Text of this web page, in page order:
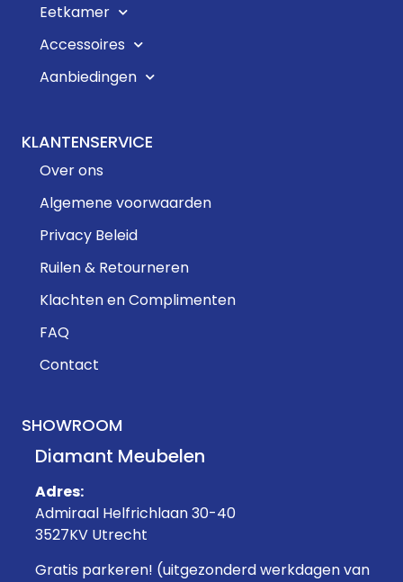
Eetkamer
Accessoires
Aanbiedingen
KLANTENSERVICE
Over ons
Algemene voorwaarden
Privacy Beleid
Ruilen & Retourneren
Klachten en Complimenten
FAQ
Contact
SHOWROOM
Diamant Meubelen
Adres:
Admiraal Helfrichlaan 30-40
3527KV Utrecht
Gratis parkeren! (uitgezonderd werkdagen van